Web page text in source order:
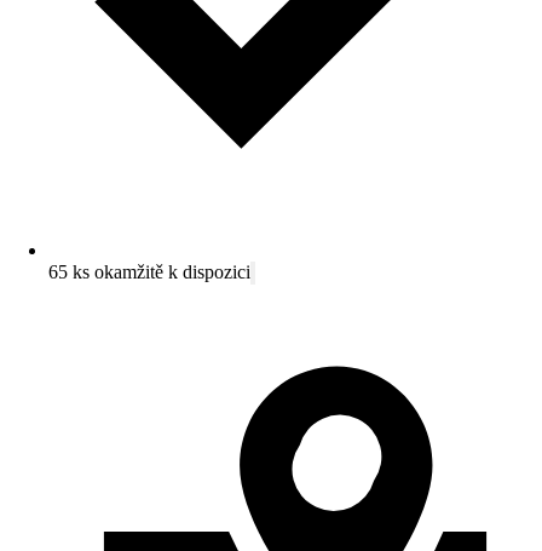
65 ks okamžitě k dispozici